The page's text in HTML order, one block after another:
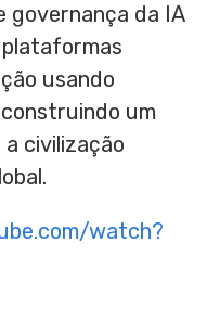
governança da IA
usando
um
civilização
watch?